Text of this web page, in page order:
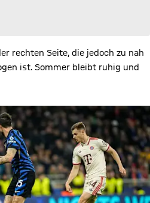
rechten Seite, die jedoch zu nah
ist. Sommer bleibt ruhig und